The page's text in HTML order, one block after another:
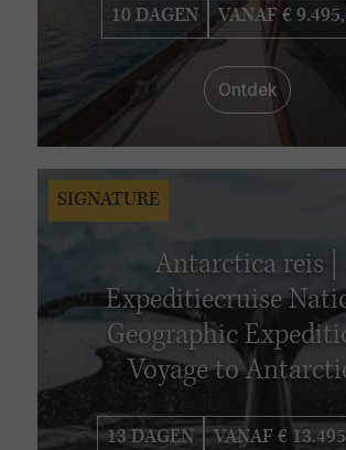
10 DAGEN VANAF €
Ontdek
Antarctica reis |
Expeditiecruise
Geographic
Voyage to
13 DAGEN VANAF €
SIGNATURE